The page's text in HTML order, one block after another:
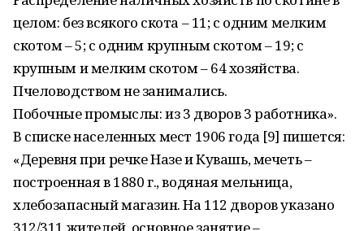
целом: без всякого скота – 11; с одним мелким
скотом – 5; с одним крупным скотом – 19; с
крупным и мелким скотом – 64 хозяйства.
Пчеловодством не занимались.
Побочные промыслы: из 3 дворов 3 работника».
В списке населенных мест 1906 года [9] пишется:
«Деревня при речке Назе и Кувашь, мечеть –
построенная в 1880 г., водяная мельница,
хлебозапасный магазин. На 112 дворов указано